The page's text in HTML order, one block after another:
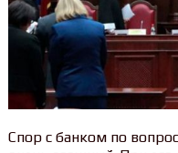
Спор с банком по